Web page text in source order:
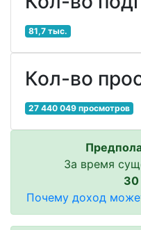
81,7 тыс.
Кол-во
27 440 049 просмотров
За время
30
Почему доход